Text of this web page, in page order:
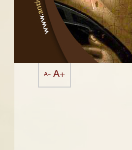
A- A+